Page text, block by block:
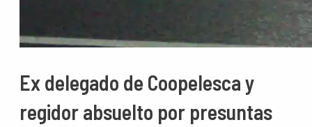
Ex delegado de Coopelesca y
regidor absuelto por presuntas